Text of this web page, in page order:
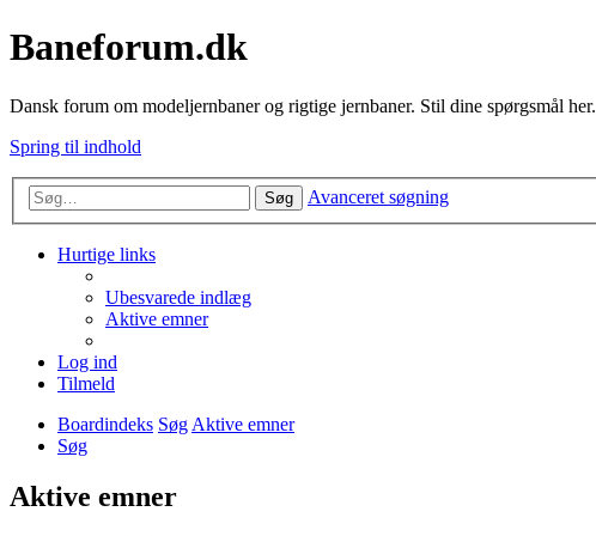
Baneforum.dk
Dansk forum om modeljernbaner og rigtige jernbaner. Stil dine spørgsmål her.
Spring til indhold
Søg Avanceret søgning
Hurtige links
Ubesvarede indlæg
Aktive emner
Log ind
Tilmeld
Boardindeks SøgAktive emner
Søg
Aktive emner